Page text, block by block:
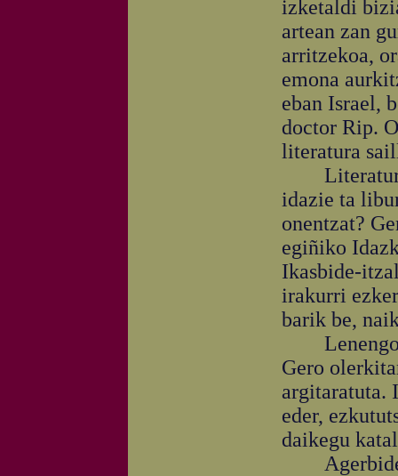
izketaldi
artean zan
arritzekoa,
emona
eban Israel,
doctor Rip.
literatura
idazie ta
onentzat?
egiñiko
Ikasbide-
irakurri
barik be,
Lenengo
Gero
argitaratuta.
eder,
daikegu
Agerbide